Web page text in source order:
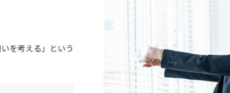
を考える」という